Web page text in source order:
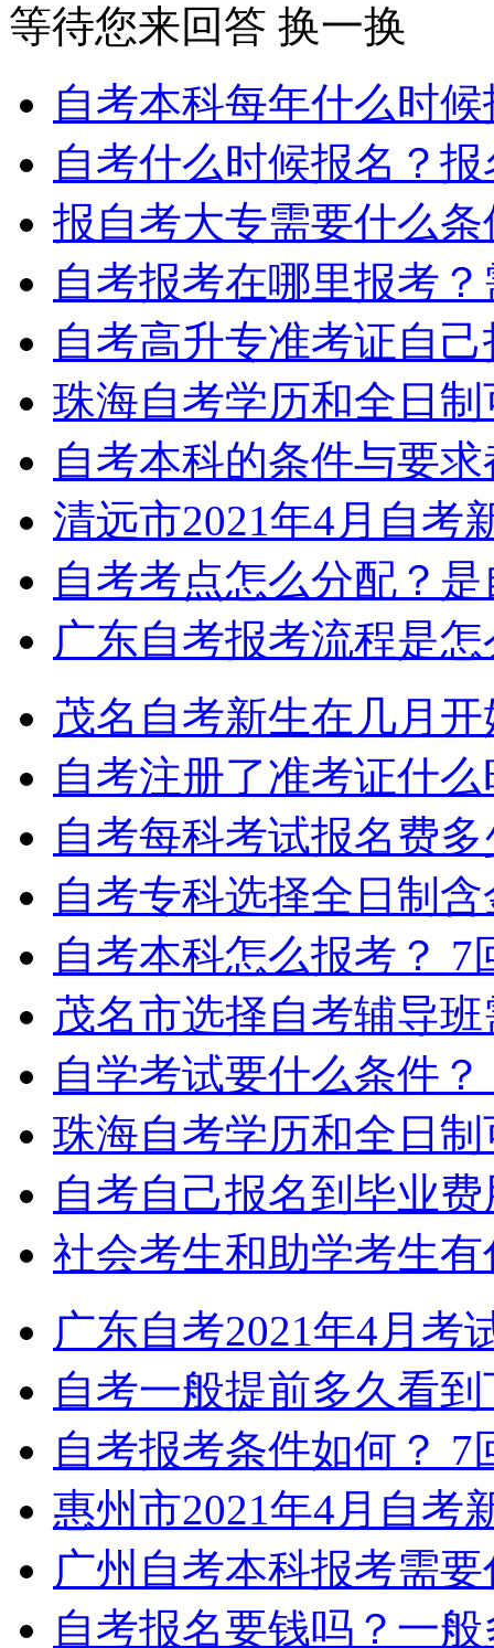
等待您来回答 换一换
自考本科每年什么时
自考什么时候报名？
报自考大专需要什么条
自考报考在哪里报考
自考高升专准考证自
珠海自考学历和全日
自考本科的条件与要
清远市2021年4月自考
自考考点怎么分配？
广东自考报考流程是
茂名自考新生在几月
自考注册了准考证什
自考每科考试报名费
自考专科选择全日制
自考本科怎么报考？ 7
茂名市选择自考辅导
自学考试要什么条件？
珠海自考学历和全日
自考自己报名到毕业
社会考生和助学考生
广东自考2021年4月考
自考一般提前多久看
自考报考条件如何？ 7
惠州市2021年4月自考
广州自考本科报考需
自考报名要钱吗？一